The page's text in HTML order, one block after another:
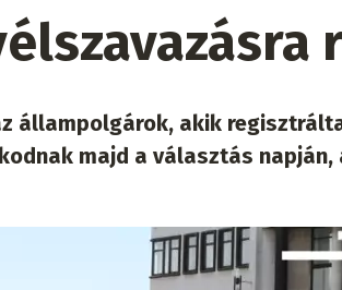
állampolgárok, akik
majd a választás